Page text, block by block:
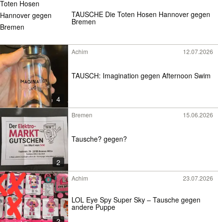
TAUSCHE Die Toten Hosen Hannover gegen
Bremen
4
Achim 12.07.2026
TAUSCH: Imagination gegen Afternoon Swim
2
Bremen 15.06.2026
Tausche? gegen?
Achim 23.07.2026
LOL Eye Spy Super Sky – Tausche gegen
andere Puppe